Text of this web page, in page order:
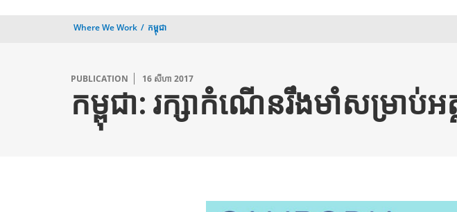
Where We Work ​កម្ពុជា​
PUBLICATION 16 សីហា 2017
កម្ពុជា: រក្សាកំណើនរឹងមាំសម្រាប់